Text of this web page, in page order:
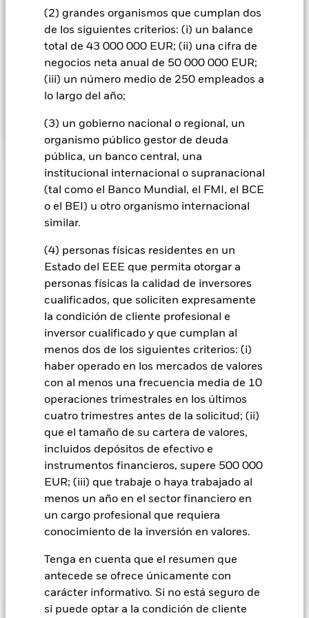
(2) grandes organismos que cumplan dos
de los siguientes criterios: (i) un balance
total de 43 000 000 EUR; (ii) una cifra de
negocios neta anual de 50 000 000 EUR;
(iii) un número medio de 250 empleados a
lo largo del año;
(3) un gobierno nacional o regional, un
organismo público gestor de deuda
pública, un banco central, una
institucional internacional o supranacional
(tal como el Banco Mundial, el FMI, el BCE
o el BEI) u otro organismo internacional
similar.
(4) personas físicas residentes en un
Estado del EEE que permita otorgar a
personas físicas la calidad de inversores
cualificados, que soliciten expresamente
la condición de cliente profesional e
inversor cualificado y que cumplan al
menos dos de los siguientes criterios: (i)
haber operado en los mercados de valores
con al menos una frecuencia media de 10
operaciones trimestrales en los últimos
cuatro trimestres antes de la solicitud; (ii)
que el tamaño de su cartera de valores,
incluidos depósitos de efectivo e
instrumentos financieros, supere 500 000
EUR; (iii) que trabaje o haya trabajado al
menos un año en el sector financiero en
un cargo profesional que requiera
conocimiento de la inversión en valores.
Tenga en cuenta que el resumen que
antecede se ofrece únicamente con
carácter informativo. Si no está seguro de
si puede optar a la condición de cliente
utilizado a la hora de conformar la cartera del Fondo, con
fines de gestión de riesgos para supervisar el riesgo activo o
del Fondo se invertirán de acuerdo con lo establecido en su
Política ESG, tal como se indica en el folleto. Para obtener
más información sobre las características ESG, consulte el
folleto y visite el sitio web de BlackRock:
INFORMACIÓN IMPORTANTE: Capital en Riesgo.El valor
de las inversiones y los ingresos derivados de ellas pueden
subir o bajar, y no están garantizados. Es posible que los
fondo utilizan derivados para cubrir el riesgo de divisas. El
uso de derivados para una clase de acciones podría conllevar
un posible riesgo de contagio (también denominado «spill-
over») a otras clases de acciones del fondo. La sociedad
procedimientos adecuados para minimizar el riesgo de
contagio a otras clases de acciones. En el menú desplegable
que figura justo debajo del nombre del fondo, podrá ver un
listado de todas las clases de acciones del fondo: las clases de
acciones con cobertura de divisas se identifican mediante la
palabra «Hedged» en su nombre. Además, el listado
completo de todas las clases de acciones con cobertura de
gestora del fondo.
En la medida en que el Fondo opere en préstamos de valores
para reducir los gastos, el propio Fondo percibirá el 62,5% de
los ingresos asociadas que se generen, y el 37,5% restante se
recibirá por BlackRock en calidad de agente de préstamo de
valores. Debido a que el reparto de los ingresos por préstamos
de valores no incrementa los costes de funcionamiento del
Mostrar menos
BGF ESG Emerging Markets Blended Bond Fund